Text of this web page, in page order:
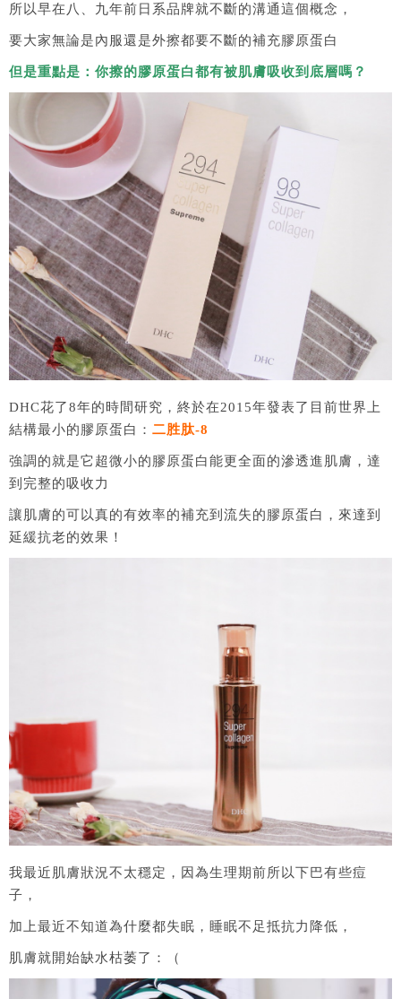
所以早在八、九年前日系品牌就不斷的溝通這個概念，
要大家無論是內服還是外擦都要不斷的補充膠原蛋白
但是重點是：你擦的膠原蛋白都有被肌膚吸收到底層嗎？
DHC花了8年的時間研究，終於在2015年發表了目前世界上
結構最小的膠原蛋白： 二胜肽-8
強調的就是它超微小的膠原蛋白能更全面的滲透進肌膚，達
到完整的吸收力
讓肌膚的可以真的有效率的補充到流失的膠原蛋白，來達到
延緩抗老的效果！
我最近肌膚狀況不太穩定，因為生理期前所以下巴有些痘
子，
加上最近不知道為什麼都失眠，睡眠不足抵抗力降低，
肌膚就開始缺水枯萎了：（